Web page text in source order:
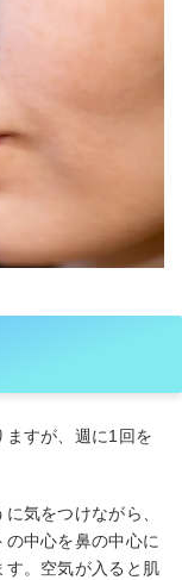
ますが、週に1回を
気をつけながら、
中心を鼻の中心に
す。空気が入ると肌